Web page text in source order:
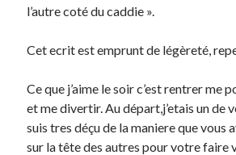
l’autre coté du caddie ».
Cet ecrit est emprunt de légèreté,
Ce que j’aime le soir c’est rentrer me
et me divertir. Au départ,j’etais un de
suis tres déçu de la maniere que vous
sur la tête des autres pour votre faire